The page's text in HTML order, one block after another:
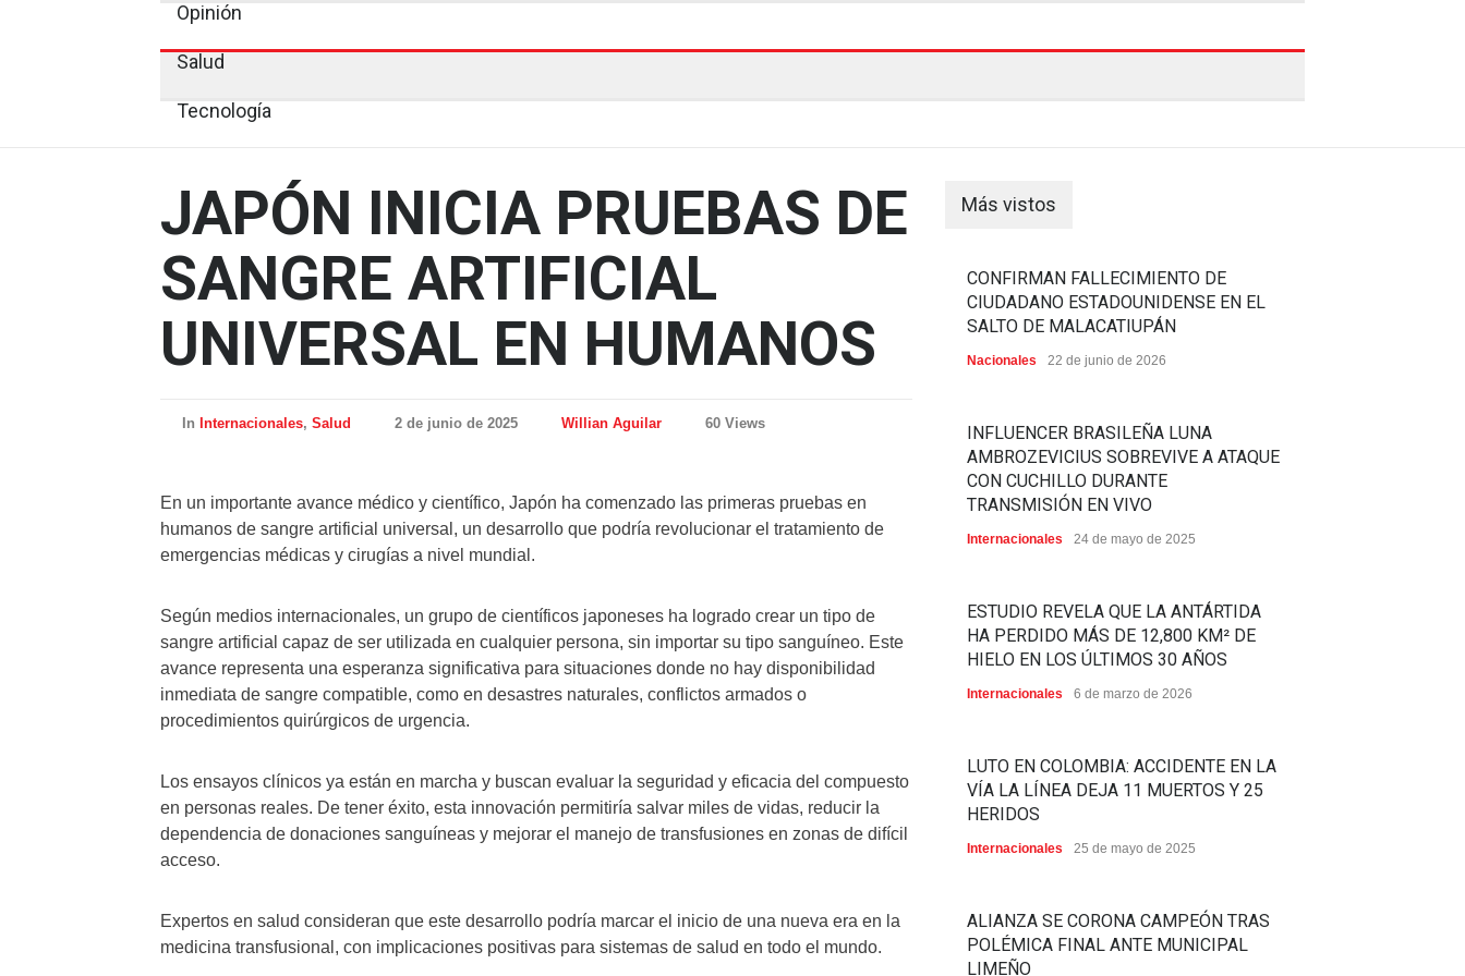
Opinión
Salud
Tecnología
JAPÓN INICIA PRUEBAS DE
SANGRE ARTIFICIAL
UNIVERSAL EN HUMANOS
In Internacionales, Salud 2 de junio de 2025 Willian Aguilar 60 Views
En un importante avance médico y científico, Japón ha comenzado las primeras pruebas en
humanos de sangre artificial universal, un desarrollo que podría revolucionar el tratamiento de
emergencias médicas y cirugías a nivel mundial.
Según medios internacionales, un grupo de científicos japoneses ha logrado crear un tipo de
sangre artificial capaz de ser utilizada en cualquier persona, sin importar su tipo sanguíneo. Este
avance representa una esperanza significativa para situaciones donde no hay disponibilidad
inmediata de sangre compatible, como en desastres naturales, conflictos armados o
procedimientos quirúrgicos de urgencia.
Los ensayos clínicos ya están en marcha y buscan evaluar la seguridad y eficacia del compuesto
en personas reales. De tener éxito, esta innovación permitiría salvar miles de vidas, reducir la
dependencia de donaciones sanguíneas y mejorar el manejo de transfusiones en zonas de difícil
acceso.
Expertos en salud consideran que este desarrollo podría marcar el inicio de una nueva era en la
medicina transfusional, con implicaciones positivas para sistemas de salud en todo el mundo.
Más vistos
CONFIRMAN FALLECIMIENTO DE
CIUDADANO ESTADOUNIDENSE EN EL
SALTO DE MALACATIUPÁN
Nacionales 22 de junio de 2026
INFLUENCER BRASILEÑA LUNA
AMBROZEVICIUS SOBREVIVE A ATAQUE
CON CUCHILLO DURANTE
TRANSMISIÓN EN VIVO
Internacionales 24 de mayo de 2025
ESTUDIO REVELA QUE LA ANTÁRTIDA
HA PERDIDO MÁS DE 12,800 KM² DE
HIELO EN LOS ÚLTIMOS 30 AÑOS
Internacionales 6 de marzo de 2026
LUTO EN COLOMBIA: ACCIDENTE EN LA
VÍA LA LÍNEA DEJA 11 MUERTOS Y 25
HERIDOS
Internacionales 25 de mayo de 2025
ALIANZA SE CORONA CAMPEÓN TRAS
POLÉMICA FINAL ANTE MUNICIPAL
LIMEÑO